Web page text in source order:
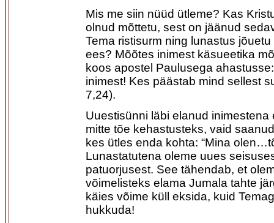
Mis me siin nüüd ütleme? Kas
olnud mõttetu, sest on jäänud
Tema ristisurm ning lunastus
ees? Mõõtes inimest käsueetika
koos apostel Paulusega
inimest! Kes päästab mind sellest
7,24).
Uuestisünni läbi elanud inimestena
mitte tõe kehastusteks, vaid
kes ütles enda kohta: “Mina
Lunastatutena oleme uues
patuorjusest. See tähendab, et
võimelisteks elama Jumala tahte
käies võime küll eksida, kuid
hukkuda!